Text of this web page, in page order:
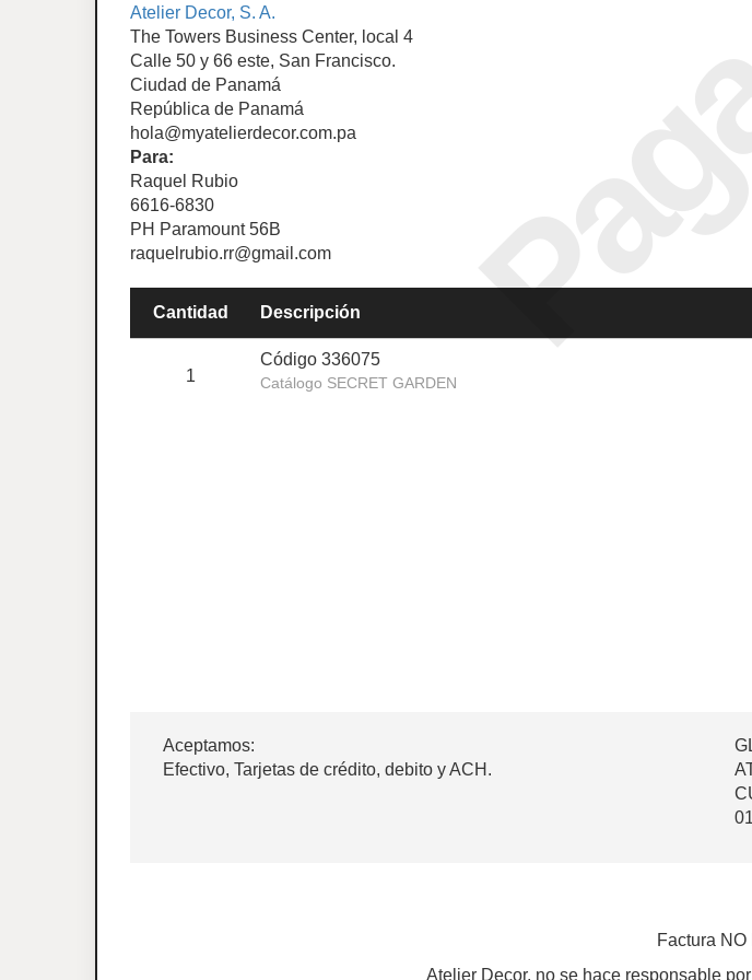
Atelier Decor, S. A.
The Towers Business Center, local 4
Calle 50 y 66 este, San Francisco.
Ciudad de Panamá
República de Panamá
hola@myatelierdecor.com.pa
Para:
Raquel Rubio
6616-6830
PH Paramount 56B
raquelrubio.rr@gmail.com
Cantidad Descripción
1
Código 336075
Catálogo SECRET GARDEN
Aceptamos:
Efectivo, Tarjetas de crédito, debito y ACH.
Factura NO
Atelier Decor, no se hace responsable